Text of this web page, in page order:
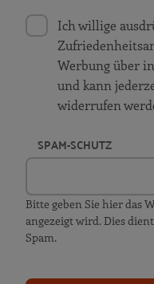
Ich willige
Werbung über
und kann
widerrufen
SPAM-SCHUTZ
Bitte geben Sie hier das
angezeigt wird. Dies
Spam.